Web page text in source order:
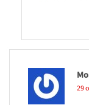
29